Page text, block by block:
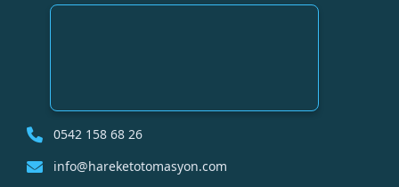
0542 158 68 26
info@hareketotomasyon.com